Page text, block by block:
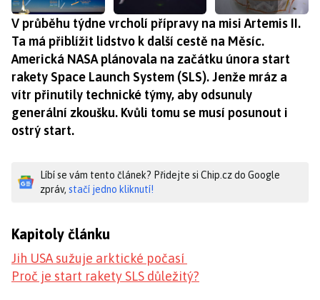
V průběhu týdne vrcholí přípravy na misi Artemis II.
Ta má přiblížit lidstvo k další cestě na Měsíc.
Americká NASA plánovala na začátku února start
rakety Space Launch System (SLS). Jenže mráz a
vítr přinutily technické týmy, aby odsunuly
generální zkoušku. Kvůli tomu se musí posunout i
ostrý start.
Líbí se vám tento článek? Přidejte si Chip.cz do Google
zpráv, stačí jedno kliknutí!
Kapitoly článku
Jih USA sužuje arktické počasí
Proč je start rakety SLS důležitý?